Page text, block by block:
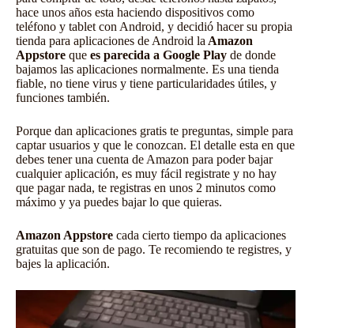
hace unos años esta haciendo dispositivos como
teléfono y tablet con Android, y decidió hacer su propia
tienda para aplicaciones de Android la Amazon
Appstore que es parecida a Google Play de donde
bajamos las aplicaciones normalmente. Es una tienda
fiable, no tiene virus y tiene particularidades útiles, y
funciones también.
Porque dan aplicaciones gratis te preguntas, simple para
captar usuarios y que le conozcan. El detalle esta en que
debes tener una cuenta de Amazon para poder bajar
cualquier aplicación, es muy fácil registrate y no hay
que pagar nada, te registras en unos 2 minutos como
máximo y ya puedes bajar lo que quieras.
Amazon Appstore cada cierto tiempo da aplicaciones
gratuitas que son de pago. Te recomiendo te registres, y
bajes la aplicación.